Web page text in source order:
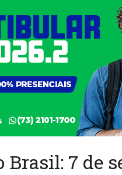
7 de